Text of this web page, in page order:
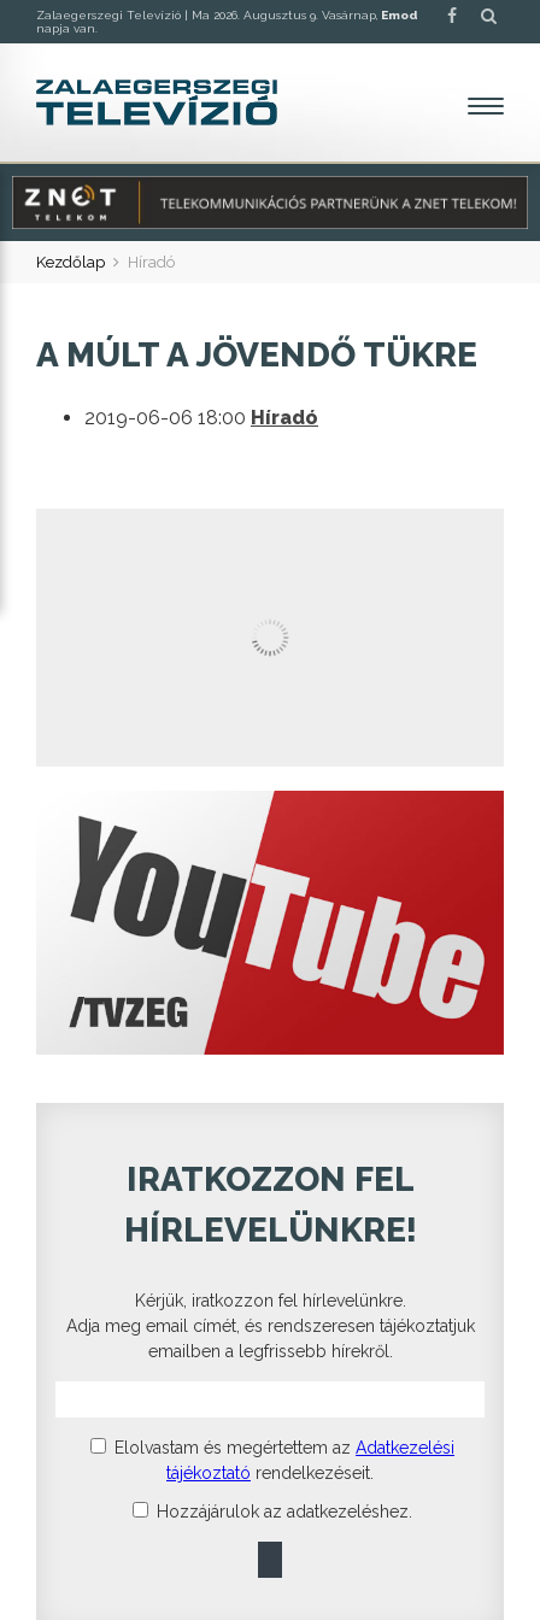
Zalaegerszegi Televízió | Ma 2026. Augusztus 9. Vasárnap, Emod
napja van.
Kezdőlap Híradó
A MÚLT A JÖVENDŐ TÜKRE
2019-06-06 18:00 Híradó
IRATKOZZON FEL
HÍRLEVELÜNKRE!
Kérjük, iratkozzon fel hírlevelünkre.
Adja meg email címét, és rendszeresen tájékoztatjuk
emailben a legfrissebb hírekről.
Elolvastam és megértettem az Adatkezelési
tájékoztató rendelkezéseit.
Hozzájárulok az adatkezeléshez.